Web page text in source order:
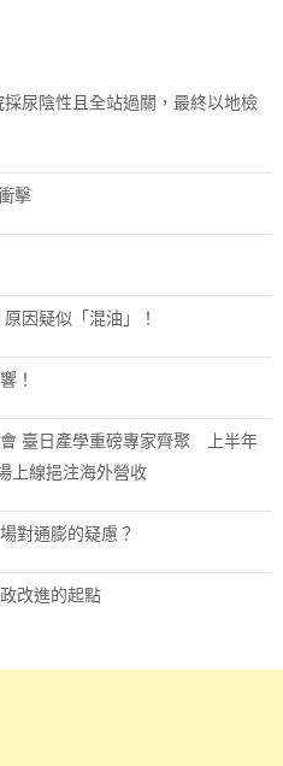
尿陰性且全站過關，最終以地檢
擊
因疑似「混油」！
！
臺日產學重磅專家齊聚 上半年
上線挹注海外營收
對通膨的疑慮？
改進的起點